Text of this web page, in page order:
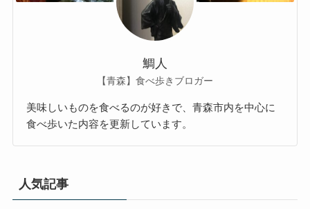
鯛人
【青森】食べ歩きブロガー
美味しいものを食べるのが好きで、青森市内を中心に
食べ歩いた内容を更新しています。
人気記事